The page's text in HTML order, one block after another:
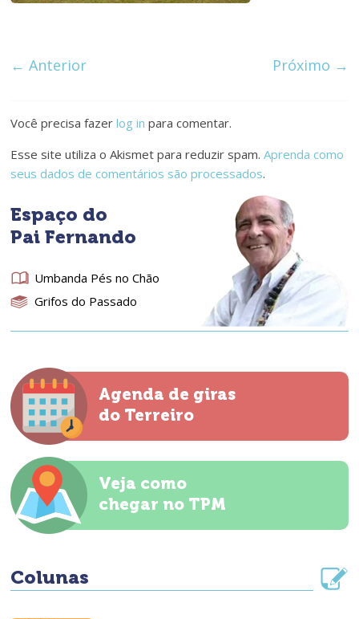
← Anterior Próximo →
Você precisa fazerlog in para comentar.
Esse site utiliza o Akismet para reduzir spam.Aprenda como
seus dados de comentários são processados.
Espaço do
Pai Fernando
Umbanda Pés no Chão
Grifos do Passado
Agenda de giras
do Terreiro
Veja como
chegar no TPM
Colunas